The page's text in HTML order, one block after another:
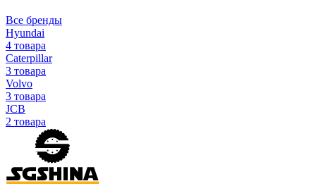
Все бренды
Hyundai
4 товара
Caterpillar
3 товара
Volvo
3 товара
JCB
2 товара